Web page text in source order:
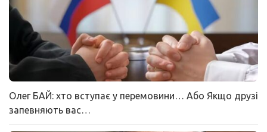
Олег БАЙ: хто вступає у перемовини… Або Якщо друзі
запевняють вас…